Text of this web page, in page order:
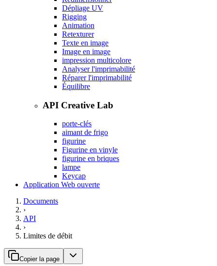
Dépliage UV
Rigging
Animation
Retexturer
Texte en image
Image en image
impression multicolore
Analyser l'imprimabilité
Réparer l'imprimabilité
Équilibre
API Creative Lab
porte-clés
aimant de frigo
figurine
Figurine en vinyle
figurine en briques
lampe
Keycap
Application Web ouverte
Documents
›
API
›
Limites de débit
Copier la page